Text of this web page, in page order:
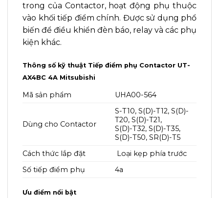
trong của Contactor, hoạt động phụ thuộc
vào khối tiếp điểm chính. Được sử dụng phổ
biến để điều khiển đèn báo, relay và các phụ
kiện khác.
Thông số kỹ thuật Tiếp điểm phụ Contactor UT-
AX4BC 4A Mitsubishi
Mã sản phẩm UHA00-564
Dùng cho Contactor
S-T10, S(D)-T12, S(D)-
T20, S(D)-T21,
S(D)-T32, S(D)-T35,
S(D)-T50, SR(D)-T5
Cách thức lắp đặt
Loại kẹp phía trước
Số tiếp điểm phụ
4a
Ưu điểm nổi bật